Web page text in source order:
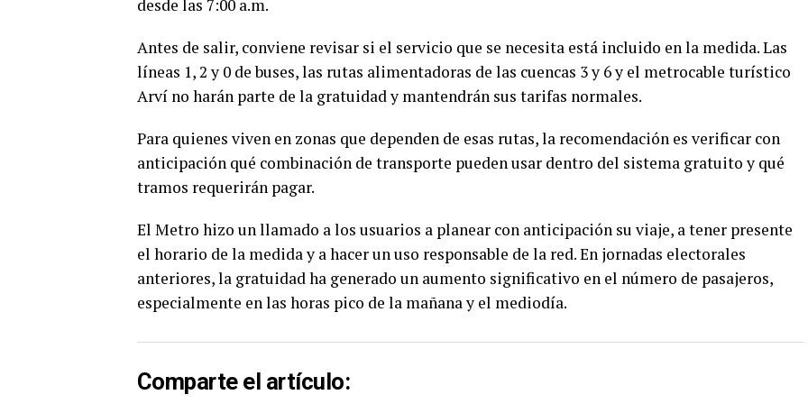
desde las 7:00 a.m.
Antes de salir, conviene revisar si el servicio que se necesita está incluido en la medida. Las
líneas 1, 2 y 0 de buses, las rutas alimentadoras de las cuencas 3 y 6 y el metrocable turístico
Arví no harán parte de la gratuidad y mantendrán sus tarifas normales.
Para quienes viven en zonas que dependen de esas rutas, la recomendación es verificar con
anticipación qué combinación de transporte pueden usar dentro del sistema gratuito y qué
tramos requerirán pagar.
El Metro hizo un llamado a los usuarios a planear con anticipación su viaje, a tener presente
el horario de la medida y a hacer un uso responsable de la red. En jornadas electorales
anteriores, la gratuidad ha generado un aumento significativo en el número de pasajeros,
especialmente en las horas pico de la mañana y el mediodía.
Comparte el artículo: